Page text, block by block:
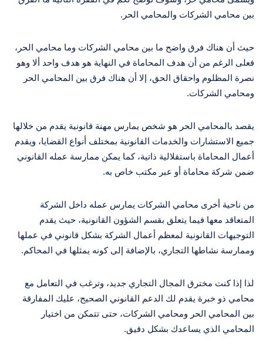
بين محامي الشركات والمحامي الحر.
حيث أن هناك فرق واضح ما بين محامي الشركات وما محامي الحر،
فعلى الرغم من أن هدف المحاماة في النهاية هو هدف واحد ألا وهو
نصرة المظلوم واحقاق الحق، إلا أن هناك فرق بين المحامي الحر
ومحامي الشركات.
يقصد بالمحامي الحر هو شخص يمارس مهنة قانونية يقدم من خلالها
جميع الاستشارات والخدمات القانونية بمختلف أنواع القضايا، ويقدم
أعمال المحاماة باستقلالية ذاتية، كما يمكن ممارسة عمله القانوني
ضمن شركة محاماة أو عبر مكتب خاص به.
من ناحية أخرى محامي الشركات يمارس عمله داخل الشركة
المتعاقد معها فيما يتعلق بقسم الشؤون القانونية، حيث يقدم
التوجيهات القانونية لمعظم أعمال الشركة بشكل قانوني في عملها
وممارسة نشاطها التجاري، بالإضافة إلى كونه يمثلها في المحاكم.
لذا إذا كنت مخترق المجال التجاري جديد، وترغب في التعامل مع
محامي ذو خبرة يقدم لك الدعم القانوني الصحيح، عليك المفارقة
بين المحامي الحر ومحامي الشركات، حتى تتمكن من اختيار
المحامي الذي يساعدك بشكل دقيق.